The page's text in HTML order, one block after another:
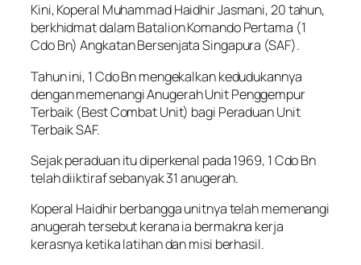
Kini, Koperal Muhammad Haidhir Jasmani, 20 tahun,
berkhidmat dalam Batalion Komando Pertama (1
Cdo Bn) Angkatan Bersenjata Singapura (SAF).
Tahun ini, 1 Cdo Bn mengekalkan kedudukannya
dengan memenangi Anugerah Unit Penggempur
Terbaik (Best Combat Unit) bagi Peraduan Unit
Terbaik SAF.
Sejak peraduan itu diperkenal pada 1969, 1 Cdo Bn
telah diiktiraf sebanyak 31 anugerah.
Koperal Haidhir berbangga unitnya telah memenangi
anugerah tersebut kerana ia bermakna kerja
kerasnya ketika latihan dan misi berhasil.